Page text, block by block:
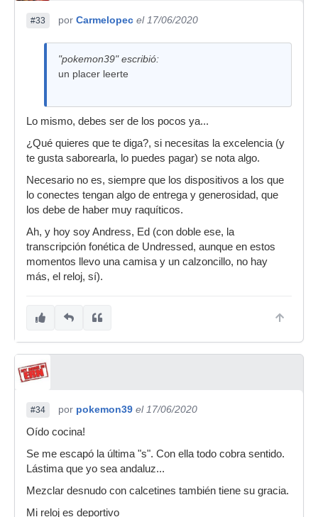
#33 por Carmelopec el 17/06/2020
"pokemon39" escribió:
un placer leerte
Lo mismo, debes ser de los pocos ya...
¿Qué quieres que te diga?, si necesitas la excelencia (y
te gusta saborearla, lo puedes pagar) se nota algo.
Necesario no es, siempre que los dispositivos a los que
lo conectes tengan algo de entrega y generosidad, que
los debe de haber muy raquíticos.
Ah, y hoy soy Andress, Ed (con doble ese, la
transcripción fonética de Undressed, aunque en estos
momentos llevo una camisa y un calzoncillo, no hay
más, el reloj, sí).
#34 por pokemon39 el 17/06/2020
Oído cocina!
Se me escapó la última "s". Con ella todo cobra sentido.
Lástima que yo sea andaluz...
Mezclar desnudo con calcetines también tiene su gracia.
Mi reloj es deportivo